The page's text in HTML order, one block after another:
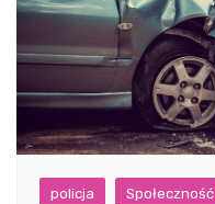
policja Społeczność